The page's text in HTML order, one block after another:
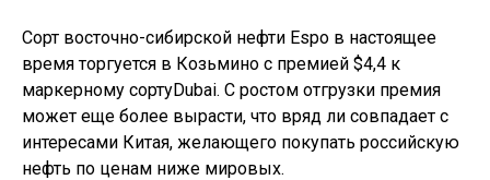
Сорт восточно-сибирской нефти Espo в настоящее
время торгуется в Козьмино с премией $4,4 к
маркерному сортуDubai. С ростом отгрузки премия
может еще более вырасти, что вряд ли совпадает с
интересами Китая, желающего покупать российскую
нефть по ценам ниже мировых.